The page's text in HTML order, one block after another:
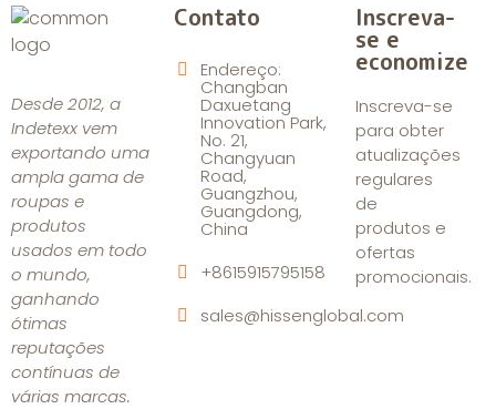
Desde 2012, a
Indetexx vem
exportando uma
ampla gama de
roupas e
produtos
usados em todo
o mundo,
ganhando
ótimas
reputações
contínuas de
várias marcas.
Contato
Endereço:
Changban
Daxuetang
Innovation Park,
No. 21,
Changyuan
Road,
Guangzhou,
Guangdong,
China
+8615915795158
sales@hissenglobal.com
Inscreva-
se e
economize
Inscreva-se
para obter
atualizações
regulares
de
produtos e
ofertas
promocionais.